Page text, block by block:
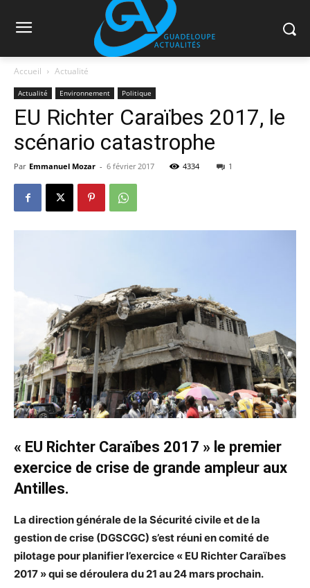
Accueil Actualité
Actualité Environnement Politique
EU Richter Caraïbes 2017, le
scénario catastrophe
Par Emmanuel Mozar - 6 février 2017 4334 1
« EU Richter Caraïbes 2017 » le premier
exercice de crise de grande ampleur aux
Antilles.
La direction générale de la Sécurité civile et de la
gestion de crise (DGSCGC) s’est réuni en comité de
pilotage pour planifier l’exercice « EU Richter Caraïbes
2017 » qui se déroulera du 21 au 24 mars prochain.